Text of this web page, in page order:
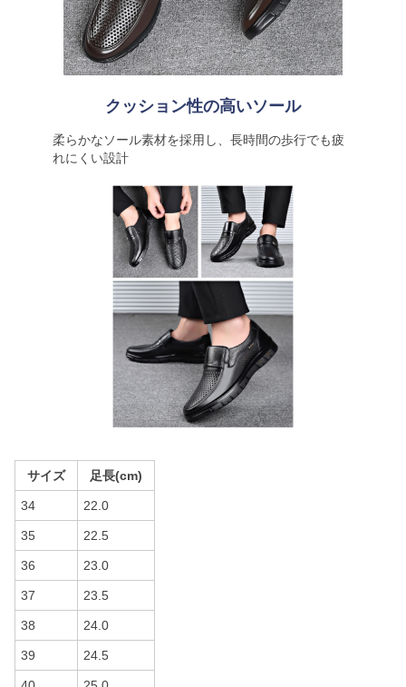
クッション性の高いソール
柔らかなソール素材を採用し、長時間の歩行でも疲
れにくい設計
サイズ 足長(cm)
34 22.0
35 22.5
36 23.0
37 23.5
38 24.0
39 24.5